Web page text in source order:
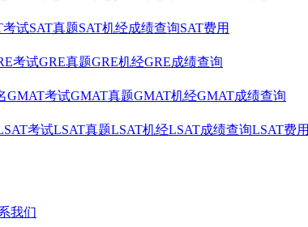
考试SAT真题SAT机经成绩查询SAT费用
考试GRE真题GRE机经GRE成绩查询
GMAT考试GMAT真题GMAT机经GMAT成绩查询
考试LSAT真题LSAT机经LSAT成绩查询LSAT费用
我们